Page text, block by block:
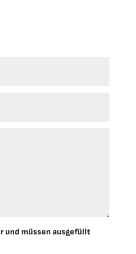
und müssen ausgefüllt